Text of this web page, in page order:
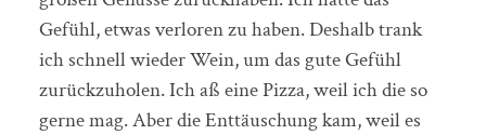
Gefühl, etwas verloren zu haben. Deshalb trank
ich schnell wieder Wein, um das gute Gefühl
zurückzuholen. Ich aß eine Pizza, weil ich die so
gerne mag. Aber die Enttäuschung kam, weil es